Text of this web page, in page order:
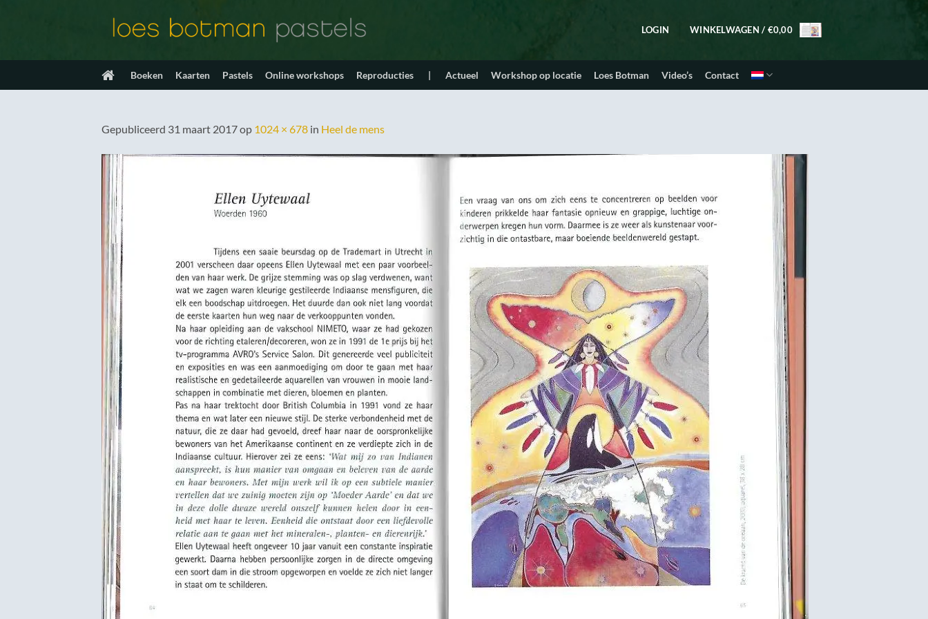
LOGIN WINKELWAGEN / €0,00
Boeken Kaarten Pastels Online workshops Reproducties | Actueel Workshop op locatie Loes Botman Video’s Contact
Gepubliceerd 31 maart 2017op 1024 × 678 in Heel de mens